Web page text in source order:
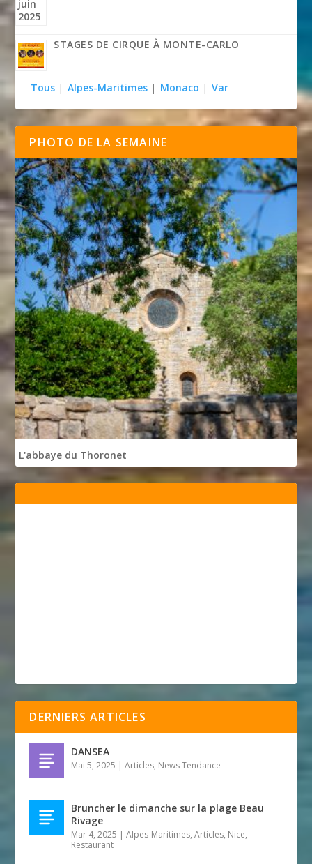
STAGES DE CIRQUE À MONTE-CARLO
Tous | Alpes-Maritimes | Monaco | Var
PHOTO DE LA SEMAINE
L'abbaye du Thoronet
DERNIERS ARTICLES
DANSEA
Mai 5, 2025 |Articles, News Tendance
Bruncher le dimanche sur la plage Beau
Rivage
Mar 4, 2025 |Alpes-Maritimes,Articles, Nice,
Restaurant